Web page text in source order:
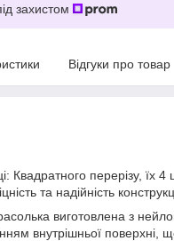
захистом
Відгуки про товар
Квадратного перерізу, їх 4
та надійність
виготовлена ​​з
внутрішньої поверхні,